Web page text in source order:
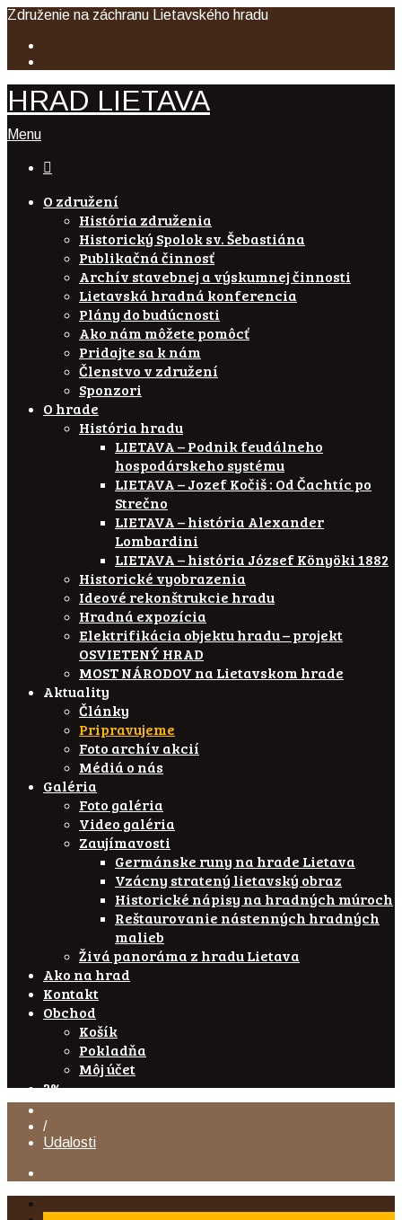
Združenie na záchranu Lietavského hradu
HRAD LIETAVA
Menu

O združení
História združenia
Historický Spolok sv. Šebastiána
Publikačná činnosť
Archív stavebnej a výskumnej činnosti
Lietavská hradná konferencia
Plány do budúcnosti
Ako nám môžete pomôcť
Pridajte sa k nám
Členstvo v združení
Sponzori
O hrade
História hradu
LIETAVA – Podnik feudálneho
hospodárskeho systému
LIETAVA – Jozef Kočiš : Od Čachtíc po
Strečno
LIETAVA – história Alexander
Lombardini
LIETAVA – história József Könyöki 1882
Historické vyobrazenia
Ideové rekonštrukcie hradu
Hradná expozícia
Elektrifikácia objektu hradu – projekt
OSVIETENÝ HRAD
MOST NÁRODOV na Lietavskom hrade
Aktuality
Články
Pripravujeme
Foto archív akcií
Médiá o nás
Galéria
Foto galéria
Video galéria
Zaujímavosti
Germánske runy na hrade Lietava
Vzácny stratený lietavský obraz
Historické nápisy na hradných múroch
Reštaurovanie nástenných hradných
malieb
Živá panoráma z hradu Lietava
Ako na hrad
Kontakt
Obchod
Košík
Pokladňa
Môj účet
2%
/
Udalosti